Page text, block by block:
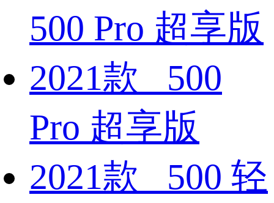
500 Pro 超享版
2021款 500
Pro 超享版
2021款 500 轻